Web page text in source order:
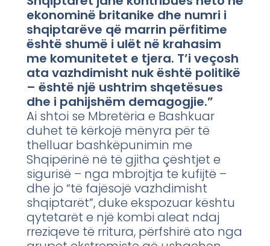
ekonominë britanike dhe numri i
shqiptarëve që marrin përfitime
është shumë i ulët në krahasim
me komunitetet e tjera. T’i veçosh
ata vazhdimisht nuk është politikë
– është një ushtrim shqetësues
dhe i pahijshëm demagogjie.”
Ai shtoi se Mbretëria e Bashkuar
duhet të kërkojë mënyra për të
thelluar bashkëpunimin me
Shqipërinë në të gjitha çështjet e
sigurisë – nga mbrojtja te kufijtë –
dhe jo “të fajësojë vazhdimisht
shqiptarët”, duke ekspozuar kështu
qytetarët e një kombi aleat ndaj
rreziqeve të rritura, përfshirë ato nga